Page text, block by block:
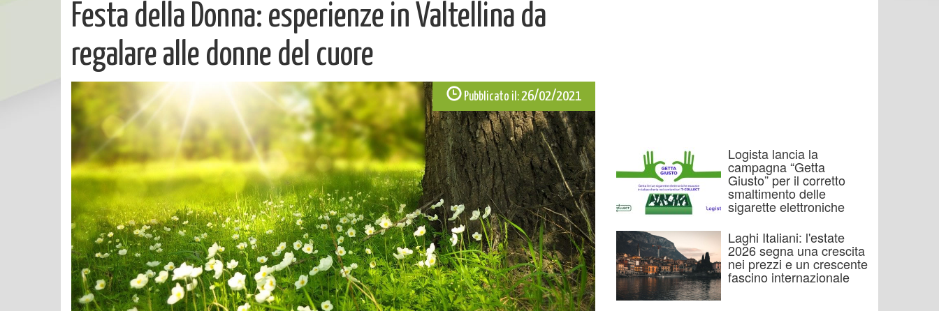
Festa della Donna: esperienze in Valtellina da
regalare alle donne del cuore
Pubblicato il:26/02/2021
Logista lancia la
campagna “Getta
Giusto” per il corretto
smaltimento delle
sigarette elettroniche
Laghi Italiani: l'estate
2026 segna una crescita
nei prezzi e un crescente
fascino internazionale